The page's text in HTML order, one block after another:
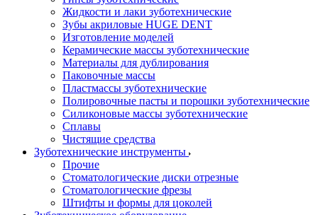
Жидкости и лаки зуботехнические
Зубы акриловые HUGE DENT
Изготовление моделей
Керамические массы зуботехнические
Материалы для дублирования
Паковочные массы
Пластмассы зуботехнические
Полировочные пасты и порошки зуботехнические
Силиконовые массы зуботехнические
Сплавы
Чистящие средства
Зуботехнические инструменты
Прочие
Стоматологические диски отрезные
Стоматологические фрезы
Штифты и формы для цоколей